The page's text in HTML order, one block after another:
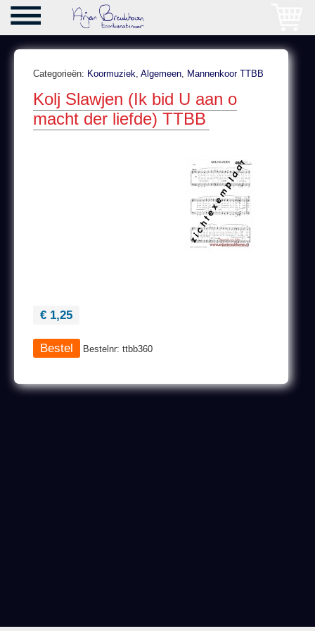
Categorieën: Koormuziek, Algemeen, Mannenkoor TTBB
Kolj Slawjen (Ik bid U aan o
macht der liefde) TTBB
€ 1,25
Bestelnr: ttbb360